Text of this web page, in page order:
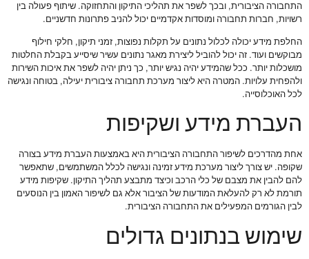
התחבורה הציבורית, ובכך לשפר את תהליכי התיקון והתחזוקה. שיתוף פעולה בין
רשויות, חברות תחבורה ומוסדות אקדמיים יכול להניב פתרונות חדשניים.
החלפת מידע יכולה לכלול נתונים על תקלות נפוצות, זמני תיקון, חלקי חילוף
מבוקשים ועוד. זה יכול להוביל ליצירת מאגר נתונים עשיר שיסייע בקבלת החלטות
מושכלות יותר. ככל שהמידע יהיה נגיש יותר, כך ניתן יהיה לשפר את איכות השירות
ולהפחית עלויות. המטרה היא ליצור מערכת תחבורה ציבורית יעילה, בטוחה ונגישה
לכל האוכלוסייה.
העברת מידע ושקיפות
אחת מהדרכים לשיפור התחבורה הציבורית היא באמצעות העברת מידע בצורה
שקופה. יש צורך ליצור מערכת מידע זמינה ונגישה לכלל המשתמשים, שתאפשר
להם להבין את מצבם של כלי הרכב וכיצד מתבצע תהליך התיקון. שקיפות מידע
תורמת לא רק להעלאת המודעות של הציבור אלא גם לשיפור האמון בין הנוסעים
לבין הגורמים המפעילים את התחבורה הציבורית.
שימוש בנתונים גדולים